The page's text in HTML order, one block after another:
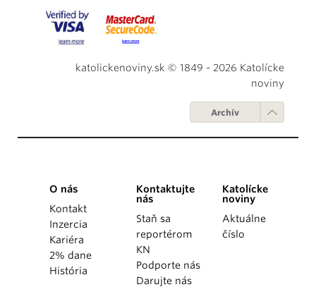
katolickenoviny.sk © 1849 - 2026 Katolícke
noviny
Archív
O nás
Kontakt
Inzercia
Kariéra
2% dane
História
Kontaktujte
nás
Staň sa
reportérom
KN
Podporte nás
Darujte nás
Katolícke
noviny
Aktuálne
číslo